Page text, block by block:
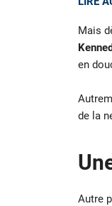
Mais
en
de la
Autre